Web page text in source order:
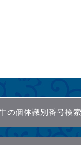
の個体識別番号検索